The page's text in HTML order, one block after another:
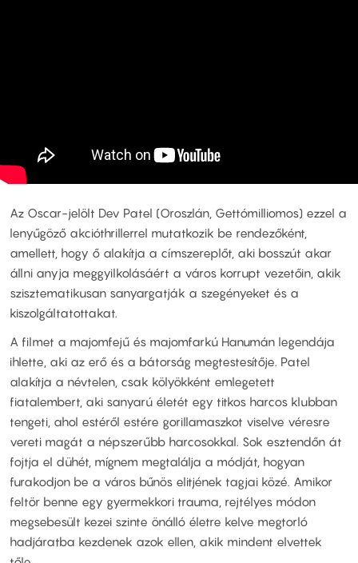
Az Oscar-jelölt Dev Patel (Oroszlán, Gettómilliomos) ezzel a
lenyűgöző akcióthrillerrel mutatkozik be rendezőként,
amellett, hogy ő alakítja a címszereplőt, aki bosszút akar
állni anyja meggyilkolásáért a város korrupt vezetőin, akik
szisztematikusan sanyargatják a szegényeket és a
kiszolgáltatottakat.
A filmet a majomfejű és majomfarkú Hanumán legendája
ihlette, aki az erő és a bátorság megtestesítője. Patel
alakítja a névtelen, csak kölyökként emlegetett
fiatalembert, aki sanyarú életét egy titkos harcos klubban
tengeti, ahol estéről estére gorillamaszkot viselve véresre
vereti magát a népszerűbb harcosokkal. Sok esztendőn át
fojtja el dühét, mígnem megtalálja a módját, hogyan
furakodjon be a város bűnös elitjének tagjai közé. Amikor
feltör benne egy gyermekkori trauma, rejtélyes módon
megsebesült kezei szinte önálló életre kelve megtorló
hadjáratba kezdenek azok ellen, akik mindent elvettek